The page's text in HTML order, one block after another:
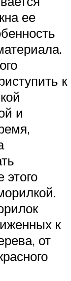
ее
к
и
этого
к
от